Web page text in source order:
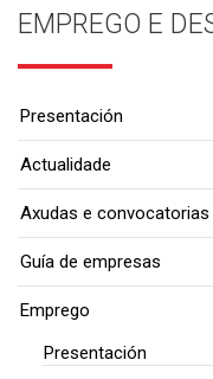
EMPREGO E
Presentación
Actualidade
Axudas e convocatorias
Guía de empresas
Emprego
Presentación